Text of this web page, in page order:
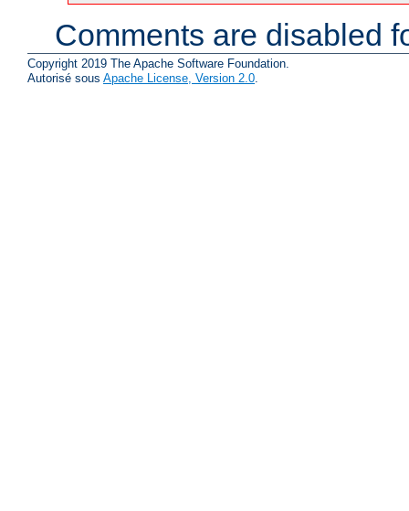
Comments are disabled
Copyright 2019 The Apache Software Foundation.
Autorisé sous Apache License, Version 2.0